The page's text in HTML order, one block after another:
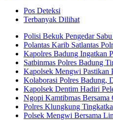
Pos Deteksi
Terbanyak Dilihat
Polisi Bekuk Pengedar
Polantas Karib Satlantas
Kapolres Badung Ingatkan
Satbinmas Polres Badung
Kapolsek Mengwi Pastikan
Kolaborasi Polres Badung,
Kapolsek Dentim Hadiri
Ngopi Kamtibmas Bersama
Polres Klungkung
Polsek Mengwi Bersama